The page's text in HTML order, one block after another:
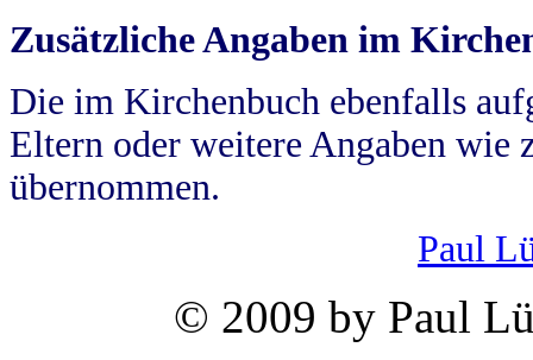
Zusätzliche Angaben im
Die im Kirchenbuch ebenfalls
Eltern oder weitere Angaben wie
übernommen.
Paul
© 2009 by Paul